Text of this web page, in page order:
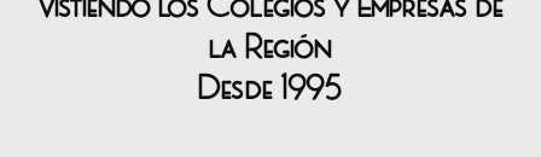
la Región
Desde 1995